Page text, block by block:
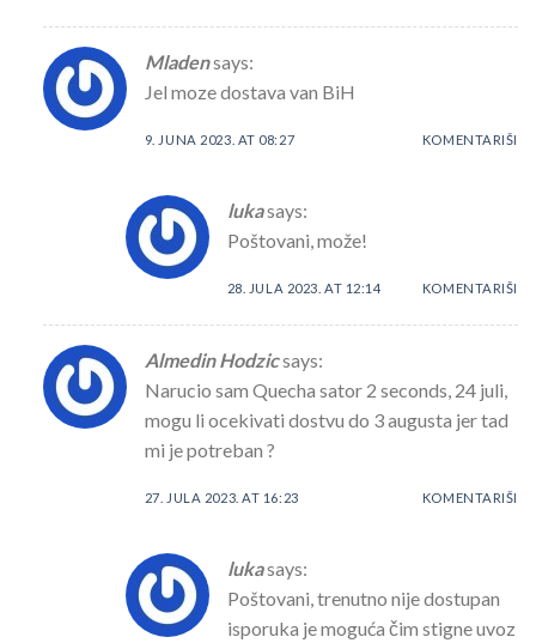
Mladensays:
Jel moze dostava van BiH
9. JUNA 2023. AT 08:27 KOMENTARIŠI
lukasays:
Poštovani, može!
28. JULA 2023. AT 12:14 KOMENTARIŠI
Almedin Hodzicsays:
Narucio sam Quecha sator 2 seconds, 24 juli,
mogu li ocekivati dostvu do 3 augusta jer tad
mi je potreban ?
27. JULA 2023. AT 16:23 KOMENTARIŠI
lukasays:
Poštovani, trenutno nije dostupan
isporuka je moguća čim stigne uvoz